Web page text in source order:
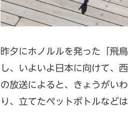
昨夕にホノルルを発った「飛
し、いよいよ日本に向けて、
の放送によると、きょうがい
り、立てたペットボトルなど